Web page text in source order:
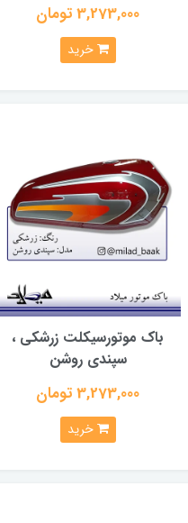
3,273,000 تومان
خرید
باک موتورسیکلت زرشکی ،
سپندی روشن
3,273,000 تومان
خرید